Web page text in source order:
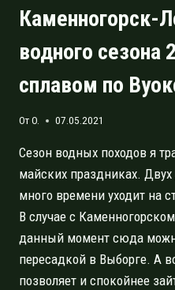
Каменногорск-
водного сезона
сплавом по
ОтO. 07.05.2021
Сезон водных походов я
майских праздниках.
много времени уходит на
В случае с
данный момент сюда
пересадкой в Выборге. А
позволяет и спокойнее